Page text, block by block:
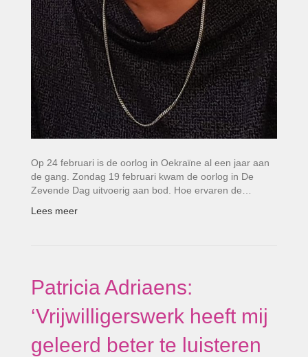
Op 24 februari is de oorlog in Oekraïne al een jaar aan
de gang. Zondag 19 februari kwam de oorlog in De
Zevende Dag uitvoerig aan bod. Hoe ervaren de…
Lees meer
Patricia Adriaens:
‘Vrijwilligerswerk heeft mij
geleerd beter te luisteren